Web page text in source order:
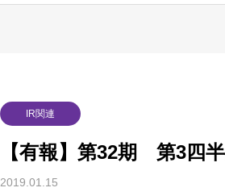
IR関連
【有報】第32期 第3四
2019.01.15